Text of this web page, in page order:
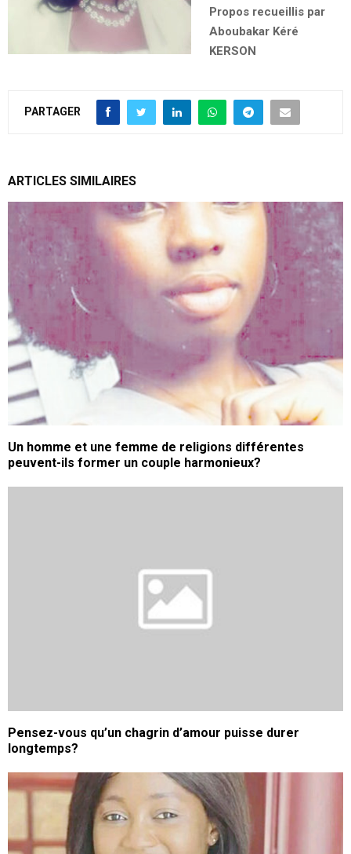
Propos recueillis par
Aboubakar Kéré
KERSON
PARTAGER
ARTICLES SIMILAIRES
Un homme et une femme de religions différentes
peuvent-ils former un couple harmonieux?
Pensez-vous qu’un chagrin d’amour puisse durer
longtemps?